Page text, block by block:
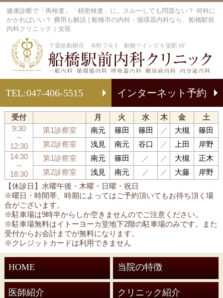
健康診断で「再検査」「精密検査」に。スルーしても問題ない？ 何科に
かかればいい？ 費用も解説 | 船橋市の内科・循環器内科なら、船橋駅前
内科クリニック｜女医
TEL:047-406-5515 インターネット予約
【休診日】水曜午後・木曜・日曜・祝日
※曜日・時間帯、時期によってはご予約頂いてもお待ち頂く場
合がございます。
※駐車場は9時半からしか空きませんのでご注意ください。
※駐車場無料はイトーヨーカ堂地下2階の駐車場のみです。また
受付からお会計までが無料になります。
※クレジットカードは利用できません
受付 月 火 水 木 金
土
9:30
～
12:30
第1診察室 南元 篠田 篠田 ／ 大槻
篠田
第2診察室
浅見 南元 谷口 ／ 上田
岸野
14:30
～
18:30
第1診察室 南元 篠田 ／ ／ 大槻
正木
第2診察室
浅見 南元 ／ ／ 大藤 岸野
HOME 当院の特徴
医師紹介 クリニック紹介